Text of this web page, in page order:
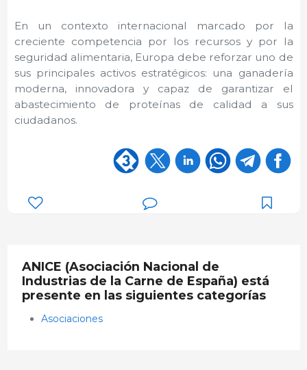
En un contexto internacional marcado por la
creciente competencia por los recursos y por la
seguridad alimentaria, Europa debe reforzar uno de
sus principales activos estratégicos: una ganadería
moderna, innovadora y capaz de garantizar el
abastecimiento de proteínas de calidad a sus
ciudadanos.
ANICE (Asociación Nacional de
Industrias de la Carne de España) está
presente en las siguientes categorías
Asociaciones